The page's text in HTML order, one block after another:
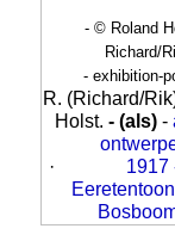
- © Roland
Richard/
- exhibition-
R. (Richard/
Holst. - (als) -
·
1917